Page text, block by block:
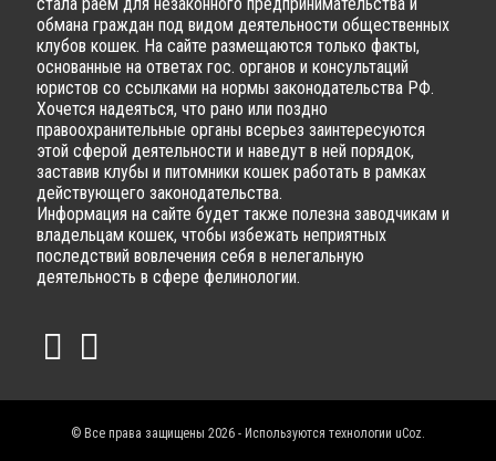
обмана граждан под видом деятельности общественных
клубов кошек. На сайте размещаются только факты,
основанные на ответах гос. органов и консультаций
юристов со ссылками на нормы законодательства РФ.
Хочется надеяться, что рано или поздно
правоохранительные органы всерьез заинтересуются
этой сферой деятельности и наведут в ней порядок,
заставив клубы и питомники кошек работать в рамках
действующего законодательства.
Информация на сайте будет также полезна заводчикам и
владельцам кошек, чтобы избежать неприятных
последствий вовлечения себя в нелегальную
деятельность в сфере фелинологии.
© Все права защищены 2026 - Используются технологии uCoz